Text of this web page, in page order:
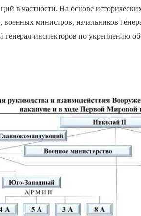
в частности. На основе
военных министров, начальников
генерал-инспекторов по укреплению